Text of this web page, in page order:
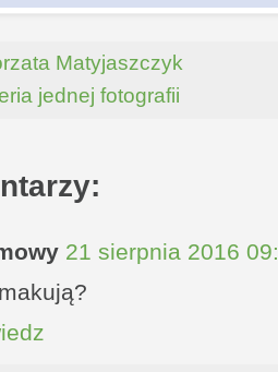
Matyjaszczyk
jednej fotografii
21 sierpnia 2016